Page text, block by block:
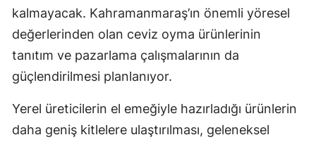
kalmayacak. Kahramanmaraş’ın önemli yöresel
değerlerinden olan ceviz oyma ürünlerinin
tanıtım ve pazarlama çalışmalarının da
güçlendirilmesi planlanıyor.
Yerel üreticilerin el emeğiyle hazırladığı ürünlerin
daha geniş kitlelere ulaştırılması, geleneksel